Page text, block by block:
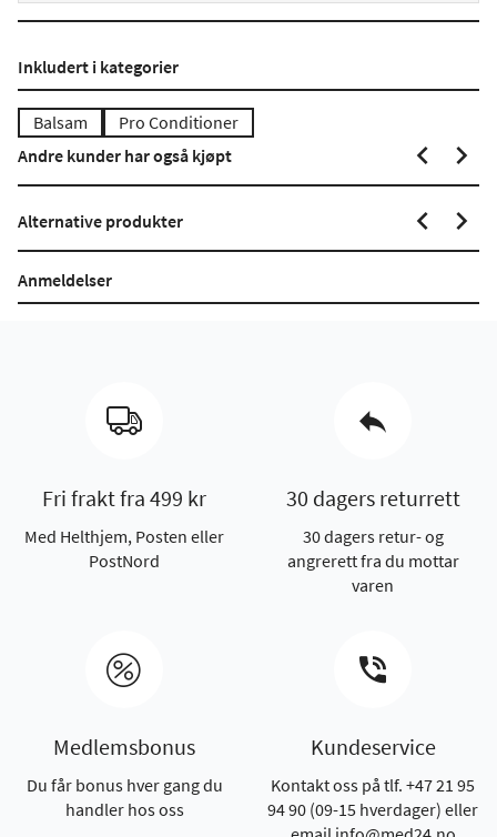
Inkludert i kategorier
Balsam
Pro Conditioner
Andre kunder har også kjøpt
Alternative produkter
Anmeldelser
Fri frakt fra 499 kr
Med Helthjem, Posten eller
PostNord
30 dagers returrett
30 dagers retur- og
angrerett fra du mottar
varen
Medlemsbonus
Du får bonus hver gang du
handler hos oss
Kundeservice
Kontakt oss på tlf. +47 21 95
94 90 (09-15 hverdager) eller